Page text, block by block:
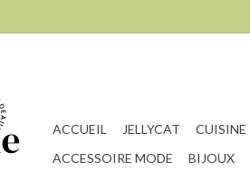
ACCUEIL JELLYCAT CUISINE
ACCESSOIRE MODE
BIJOUX